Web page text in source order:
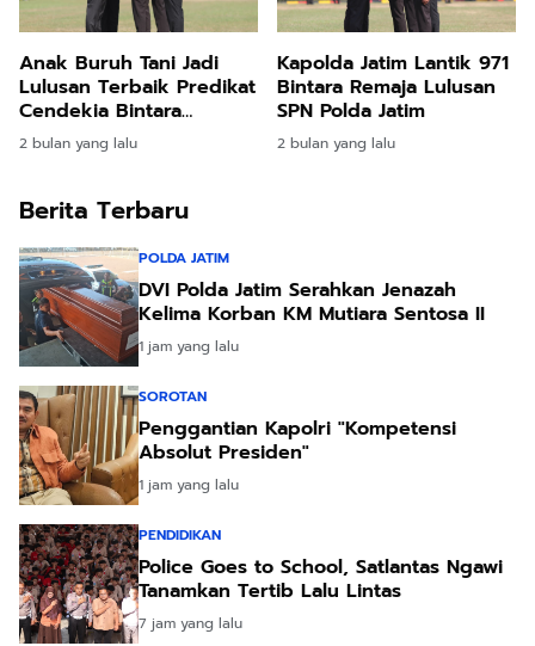
Anak Buruh Tani Jadi
Lulusan Terbaik Predikat
Cendekia Bintara
Kemampuan Brimob di
SPN Polda Jatim
2 bulan yang lalu
Kapolda Jatim Lantik 971
Bintara Remaja Lulusan
SPN Polda Jatim
2 bulan yang lalu
Berita Terbaru
POLDA JATIM
DVI Polda Jatim Serahkan Jenazah
Kelima Korban KM Mutiara Sentosa II
1 jam yang lalu
SOROTAN
Penggantian Kapolri "Kompetensi
Absolut Presiden"
1 jam yang lalu
PENDIDIKAN
Police Goes to School, Satlantas Ngawi
Tanamkan Tertib Lalu Lintas
7 jam yang lalu